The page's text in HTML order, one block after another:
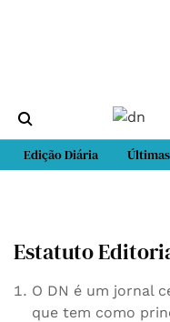
Edição Diária Últimas
Estatuto
O DN é um jornal
que tem como